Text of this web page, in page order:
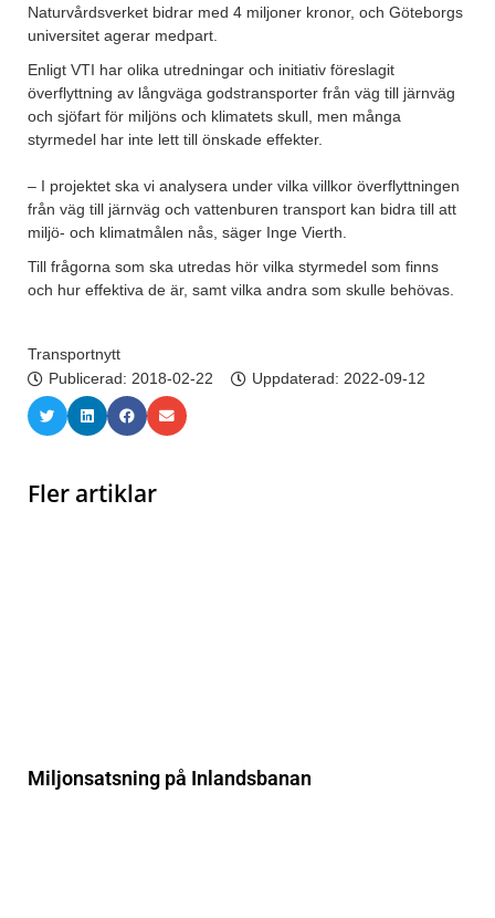
Naturvårdsverket bidrar med 4 miljoner kronor, och Göteborgs
universitet agerar medpart.
Enligt VTI har olika utredningar och initiativ föreslagit
överflyttning av långväga godstransporter från väg till järnväg
och sjöfart för miljöns och klimatets skull, men många
styrmedel har inte lett till önskade effekter.
– I projektet ska vi analysera under vilka villkor överflyttningen
från väg till järnväg och vattenburen transport kan bidra till att
miljö- och klimatmålen nås, säger Inge Vierth.
Till frågorna som ska utredas hör vilka styrmedel som finns
och hur effektiva de är, samt vilka andra som skulle behövas.
Transportnytt
Publicerad: 2018-02-22 Uppdaterad: 2022-09-12
Fler artiklar
Miljonsatsning på Inlandsbanan